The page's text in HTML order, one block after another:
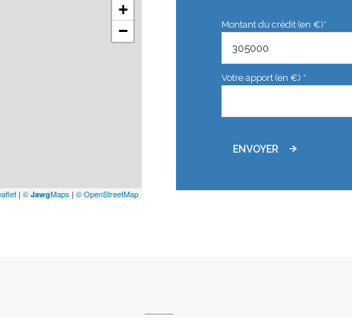
+
−
| © JawgMaps | © OpenStreetMap
Montant du crédit (en €)*
Votre apport (en €) *
ENVOYER